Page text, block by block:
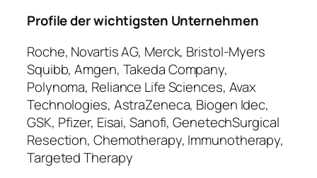
Profile der wichtigsten Unternehmen
Roche, Novartis AG, Merck, Bristol-Myers
Squibb, Amgen, Takeda Company,
Polynoma, Reliance Life Sciences, Avax
Technologies, AstraZeneca, Biogen Idec,
GSK, Pfizer, Eisai, Sanofi, GenetechSurgical
Resection, Chemotherapy, Immunotherapy,
Targeted Therapy